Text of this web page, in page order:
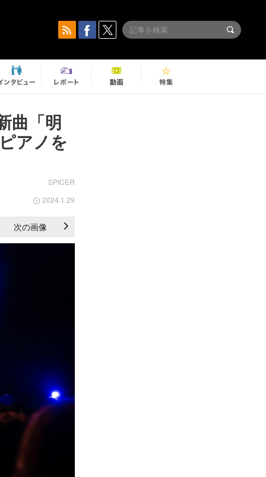
曲「明
アノを
SPICER
2024.1.29
次の画像